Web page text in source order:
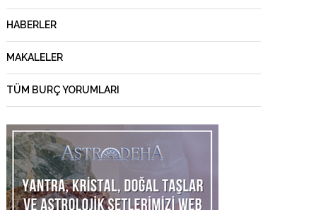
HABERLER
MAKALELER
TÜM BURÇ YORUMLARI